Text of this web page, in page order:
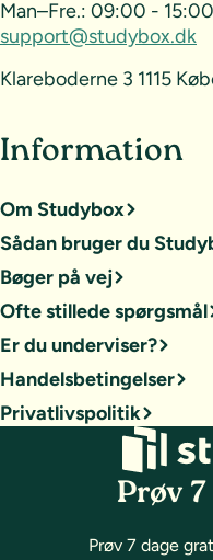
Man–Fre.: 09:00 - 15:00
support@studybox.dk
Klareboderne 3 1115
Information
Om Studybox
Sådan bruger du
Bøger på vej
Ofte stillede spørgsmål
Er du underviser?
Handelsbetingelser
Privatlivspolitik
Prøv
Prøv 7 dage